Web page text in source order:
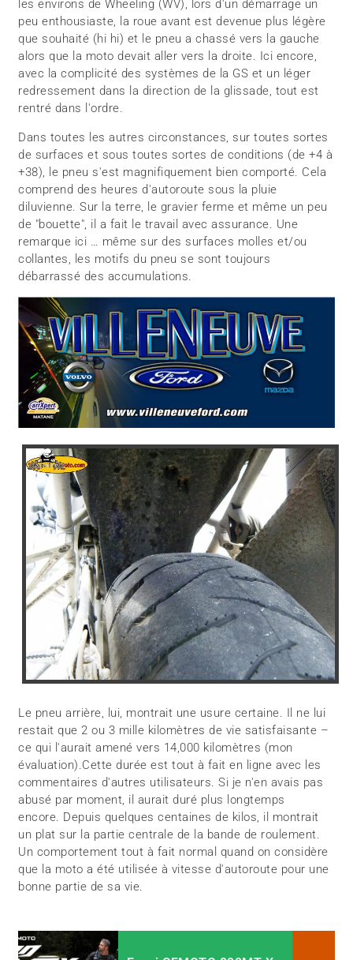
les environs de Wheeling (WV), lors d'un démarrage un
peu enthousiaste, la roue avant est devenue plus légère
que souhaité (hi hi) et le pneu a chassé vers la gauche
alors que la moto devait aller vers la droite. Ici encore,
avec la complicité des systèmes de la GS et un léger
redressement dans la direction de la glissade, tout est
rentré dans l'ordre.
Dans toutes les autres circonstances, sur toutes sortes
de surfaces et sous toutes sortes de conditions (de +4 à
+38), le pneu s'est magnifiquement bien comporté. Cela
comprend des heures d'autoroute sous la pluie
diluvienne. Sur la terre, le gravier ferme et même un peu
de "bouette", il a fait le travail avec assurance. Une
remarque ici … même sur des surfaces molles et/ou
collantes, les motifs du pneu se sont toujours
débarrassé des accumulations.
Le pneu arrière, lui, montrait une usure certaine. Il ne lui
restait que 2 ou 3 mille kilomètres de vie satisfaisante –
ce qui l'aurait amené vers 14,000 kilomètres (mon
évaluation).Cette durée est tout à fait en ligne avec les
commentaires d'autres utilisateurs. Si je n'en avais pas
abusé par moment, il aurait duré plus longtemps
encore. Depuis quelques centaines de kilos, il montrait
un plat sur la partie centrale de la bande de roulement.
Un comportement tout à fait normal quand on considère
que la moto a été utilisée à vitesse d'autoroute pour une
bonne partie de sa vie.